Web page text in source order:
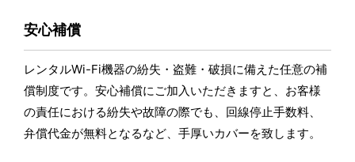
安心補償
レンタルWi-Fi機器の紛失・盗難・破損に備えた任意の補
償制度です。安心補償にご加入いただきますと、お客様
の責任における紛失や故障の際でも、回線停止手数料、
弁償代金が無料となるなど、手厚いカバーを致します。